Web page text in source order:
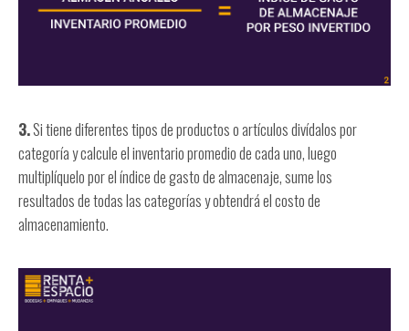
3.Si tiene diferentes tipos de productos o artículos divídalos por
categoría y calcule el inventario promedio de cada uno, luego
multiplíquelo por el índice de gasto de almacenaje, sume los
resultados de todas las categorías y obtendrá el costo de
almacenamiento.